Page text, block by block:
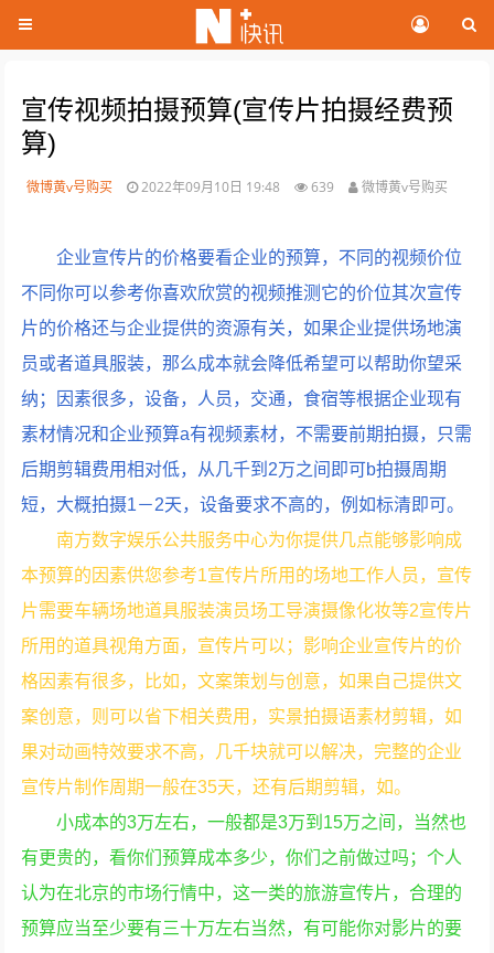
宣传视频拍摄预算(宣传片拍摄经费预
算)
微博黄v号购买 2022年09月10日 19:48 639 微博黄v号购买
企业宣传片的价格要看企业的预算，不同的视频价位
不同你可以参考你喜欢欣赏的视频推测它的价位其次宣传
片的价格还与企业提供的资源有关，如果企业提供场地演
员或者道具服装，那么成本就会降低希望可以帮助你望采
纳；因素很多，设备，人员，交通，食宿等根据企业现有
素材情况和企业预算a有视频素材，不需要前期拍摄，只需
后期剪辑费用相对低，从几千到2万之间即可b拍摄周期
短，大概拍摄1－2天，设备要求不高的，例如标清即可。
南方数字娱乐公共服务中心为你提供几点能够影响成
本预算的因素供您参考1宣传片所用的场地工作人员，宣传
片需要车辆场地道具服装演员场工导演摄像化妆等2宣传片
所用的道具视角方面，宣传片可以；影响企业宣传片的价
格因素有很多，比如，文案策划与创意，如果自己提供文
案创意，则可以省下相关费用，实景拍摄语素材剪辑，如
果对动画特效要求不高，几千块就可以解决，完整的企业
宣传片制作周期一般在35天，还有后期剪辑，如。
小成本的3万左右，一般都是3万到15万之间，当然也
有更贵的，看你们预算成本多少，你们之前做过吗；个人
认为在北京的市场行情中，这一类的旅游宣传片，合理的
预算应当至少要有三十万左右当然，有可能你对影片的要